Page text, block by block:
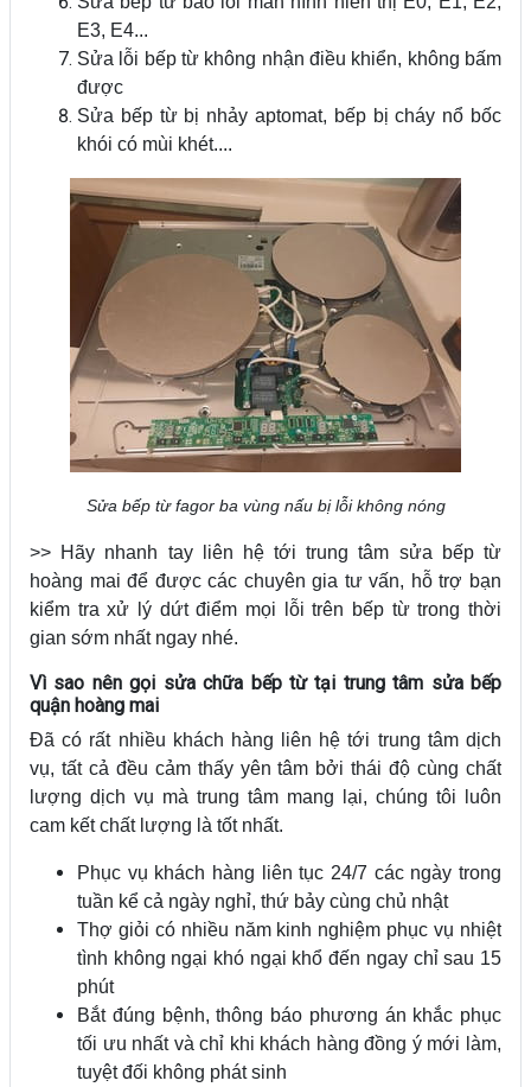
E3, E4...
Sửa lỗi bếp từ không nhận điều khiển, không bấm
được
Sửa bếp từ bị nhảy aptomat, bếp bị cháy nổ bốc
khói có mùi khét....
Sửa bếp từ fagor ba vùng nấu bị lỗi không nóng
>> Hãy nhanh tay liên hệ tới trung tâm sửa bếp từ
hoàng mai để được các chuyên gia tư vấn, hỗ trợ bạn
kiểm tra xử lý dứt điểm mọi lỗi trên bếp từ trong thời
gian sớm nhất ngay nhé.
Vì sao nên gọi sửa chữa bếp từ tại trung tâm sửa bếp
quận hoàng mai
Đã có rất nhiều khách hàng liên hệ tới trung tâm dịch
vụ, tất cả đều cảm thấy yên tâm bởi thái độ cùng chất
lượng dịch vụ mà trung tâm mang lại, chúng tôi luôn
cam kết chất lượng là tốt nhất.
Phục vụ khách hàng liên tục 24/7 các ngày trong
tuần kể cả ngày nghỉ, thứ bảy cùng chủ nhật
Thợ giỏi có nhiều năm kinh nghiệm phục vụ nhiệt
tình không ngại khó ngại khổ đến ngay chỉ sau 15
phút
Bắt đúng bệnh, thông báo phương án khắc phục
tối ưu nhất và chỉ khi khách hàng đồng ý mới làm,
tuyệt đối không phát sinh